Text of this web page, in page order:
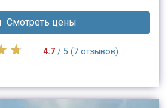
Смотреть цены
4.7/ 5 (7 отзывов)